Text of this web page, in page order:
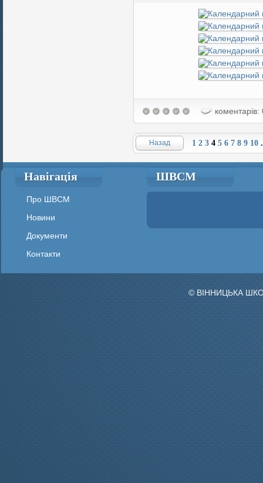
коментарів:
Назад 1 2 3 4 5 6 7 8 9 10
Навігація
Про ШВСМ
Новини
Документи
Контакти
ШВСМ
© ВІННИЦЬКА